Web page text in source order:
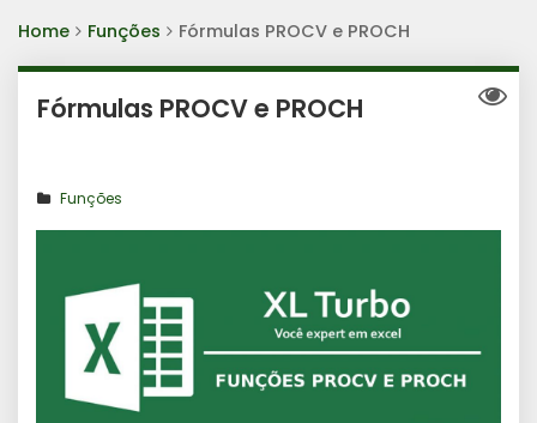
Home Funções Fórmulas PROCV e PROCH
Fórmulas PROCV e PROCH
Funções